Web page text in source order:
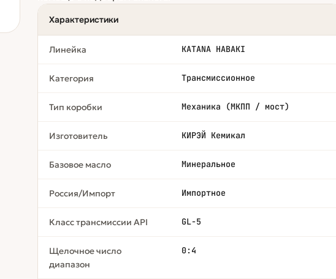
Характеристики
Линейка KATANA HABAKI
Категория Трансмиссионное
Тип коробки Механика (МКПП / мост)
Изготовитель КИРЭЙ Кемикал
Базовое масло Минеральное
Россия/Импорт Импортное
Класс трансмиссии API GL-5
Щелочное число
диапазон
0:4